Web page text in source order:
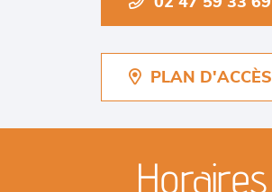
PLAN D'ACCÈS
Horaires